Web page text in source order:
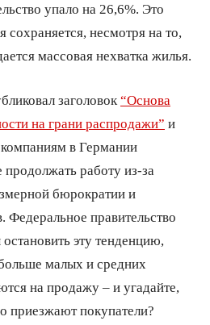
упало на 26,6%. Это
сохраняется, несмотря на то,
массовая нехватка жилья.
заголовок “Основа
на грани распродажи” и
в Германии
продолжать работу из-за
бюрократии и
Федеральное правительство
эту тенденцию,
малых и средних
на продажу – и угадайте,
приезжают покупатели?